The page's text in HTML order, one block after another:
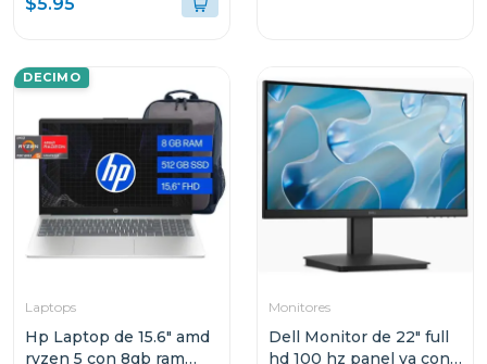
DECIMO
Laptops
Hp Laptop de 15.6" amd
ryzen 5 con 8gb ram
Monitores
Dell Monitor de 22" full
hd 100 hz panel va con